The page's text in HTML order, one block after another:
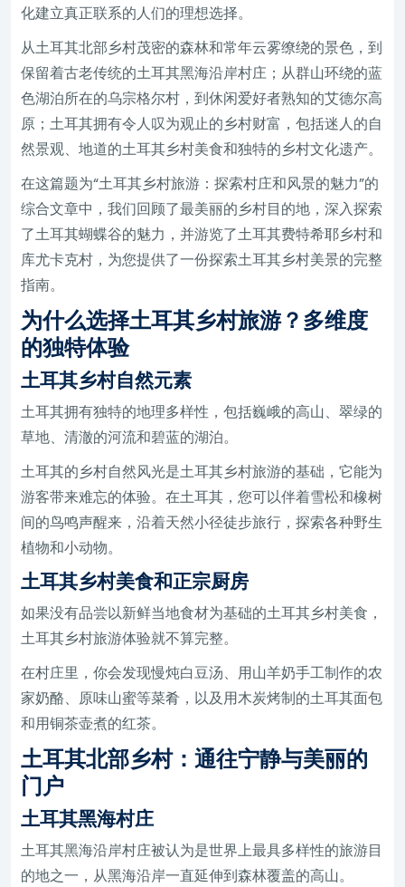
化建立真正联系的人们的理想选择。
从土耳其北部乡村茂密的森林和常年云雾缭绕的景色，到
保留着古老传统的土耳其黑海沿岸村庄；从群山环绕的蓝
色湖泊所在的乌宗格尔村，到休闲爱好者熟知的艾德尔高
原；土耳其拥有令人叹为观止的乡村财富，包括迷人的自
然景观、地道的土耳其乡村美食和独特的乡村文化遗产。
在这篇题为“土耳其乡村旅游：探索村庄和风景的魅力”的
综合文章中，我们回顾了最美丽的乡村目的地，深入探索
了土耳其蝴蝶谷的魅力，并游览了土耳其费特希耶乡村和
库尤卡克村，为您提供了一份探索土耳其乡村美景的完整
指南。
为什么选择土耳其乡村旅游？多维度
的独特体验
土耳其乡村自然元素
土耳其拥有独特的地理多样性，包括巍峨的高山、翠绿的
草地、清澈的河流和碧蓝的湖泊。
土耳其的乡村自然风光是土耳其乡村旅游的基础，它能为
游客带来难忘的体验。在土耳其，您可以伴着雪松和橡树
间的鸟鸣声醒来，沿着天然小径徒步旅行，探索各种野生
植物和小动物。
土耳其乡村美食和正宗厨房
如果没有品尝以新鲜当地食材为基础的土耳其乡村美食，
土耳其乡村旅游体验就不算完整。
在村庄里，你会发现慢炖白豆汤、用山羊奶手工制作的农
家奶酪、原味山蜜等菜肴，以及用木炭烤制的土耳其面包
和用铜茶壶煮的红茶。
土耳其北部乡村：通往宁静与美丽的
门户
土耳其黑海村庄
土耳其黑海沿岸村庄被认为是世界上最具多样性的旅游目
的地之一，从黑海沿岸一直延伸到森林覆盖的高山。